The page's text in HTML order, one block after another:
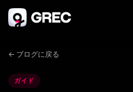
← ブログに戻る
ガイド